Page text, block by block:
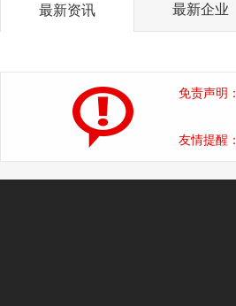
最新资讯 最新企业
免责声明：
友情提醒：